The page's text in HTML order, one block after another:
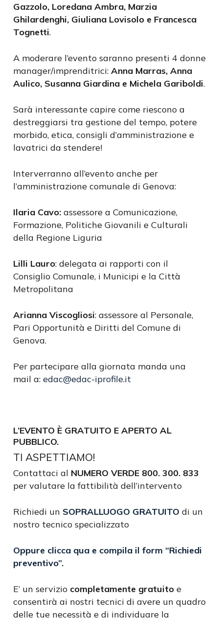
Gazzolo, Loredana Ambra, Marzia
Ghilardenghi, Giuliana Lovisolo e Francesca
Tognetti.
A moderare l’evento saranno presenti 4 donne
manager/imprenditrici: Anna Marras, Anna
Aulico, Susanna Giardina e Michela Gariboldi.
Sarà interessante capire come riescono a
destreggiarsi tra gestione del tempo, potere
morbido, etica, consigli d’amministrazione e
lavatrici da stendere!
Interverranno all’evento anche per
l’amministrazione comunale di Genova:
Ilaria Cavo:assessore a Comunicazione,
Formazione, Politiche Giovanili e Culturali
della Regione Liguria
Lilli Lauro: delegata ai rapporti con il
Consiglio Comunale, i Municipi e la Città
Metropolitana
Arianna Viscogliosi: assessore al Personale,
Pari Opportunità e Diritti del Comune di
Genova.
Per partecipare alla giornata manda una
mail a: edac@edac-iprofile.it
L’EVENTO È GRATUITO E APERTO AL
PUBBLICO.
TI ASPETTIAMO!
Contattaci al NUMERO VERDE 800. 300. 833
per valutare la fattibilità dell’intervento
Richiedi un SOPRALLUOGO GRATUITO di un
nostro tecnico specializzato
Oppure clicca qua e compila il form “Richiedi
preventivo”.
E’ un servizio completamente gratuitoe
consentirà ai nostri tecnici di avere un quadro
delle tue necessità e di individuare la